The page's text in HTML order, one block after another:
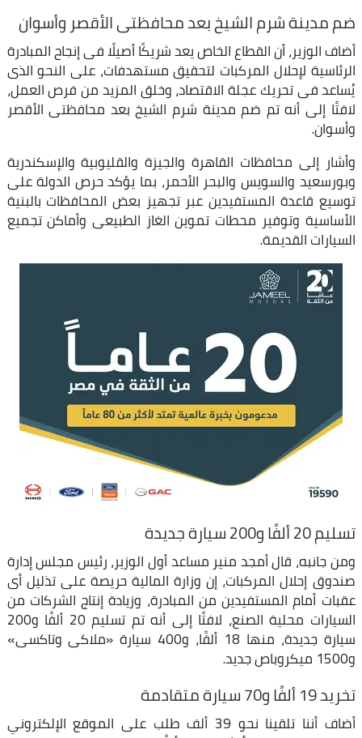
ضم مدينة شرم الشيخ بعد محافظتى الأقصر وأسوان
أضاف الوزير، أن القطاع الخاص يعد شريكًا أصيلًا فى إنجاح المبادرة
الرئاسية لإحلال المركبات لتحقيق مستهدفات، على النحو الذى
يُساعد فى تحريك عجلة الاقتصاد، وخلق المزيد من فرص العمل،
لافتًا إلى أنه تم ضم مدينة شرم الشيخ بعد محافظتى الأقصر
وأسوان.
وأشار إلى محافظات القاهرة والجيزة والقليوبية والإسكندرية
وبورسعيد والسويس والبحر الأحمر، بما يؤكد حرص الدولة على
توسيع قاعدة المستفيدين عبر تجهيز بعض المحافظات بالبنية
الأساسية وتوفير محطات تموين الغاز الطبيعى وأماكن تجميع
السيارات القديمة.
تسليم 20 ألفًا و200 سيارة جديدة
ومن جانبه، قال أمجد منير مساعد أول الوزير، رئيس مجلس إدارة
صندوق إحلال المركبات، إن وزارة المالية حريصة على تذليل أى
عقبات أمام المستفيدين من المبادرة، وزيادة إنتاج الشركات من
السيارات محلية الصنع، لافتًا إلى أنه تم تسليم 20 ألفًا و200
سيارة جديدة، منها 18 ألفًا، و400 سيارة «ملاكى وتاكسى»
و1500 ميكروباص جديد.
تخريد 19 ألفًا و70 سيارة متقادمة
أضاف أننا تلقينا نحو 39 ألف طلب على الموقع الإلكتروني